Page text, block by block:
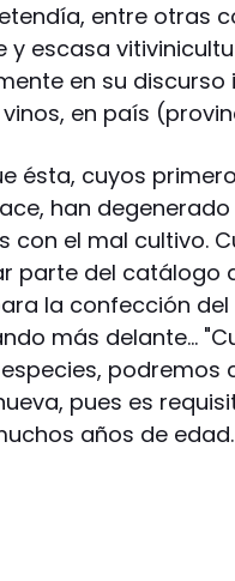
entre otras
y escasa
en su discurso
en país
ésta, cuyos
han
con el mal cultivo.
parte del catálogo
la confección del
más delante…
pues es
años de